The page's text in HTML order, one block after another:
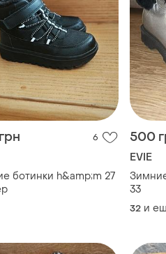
6
ботинки h&amp;m 27
500
EVIE
33
32 и